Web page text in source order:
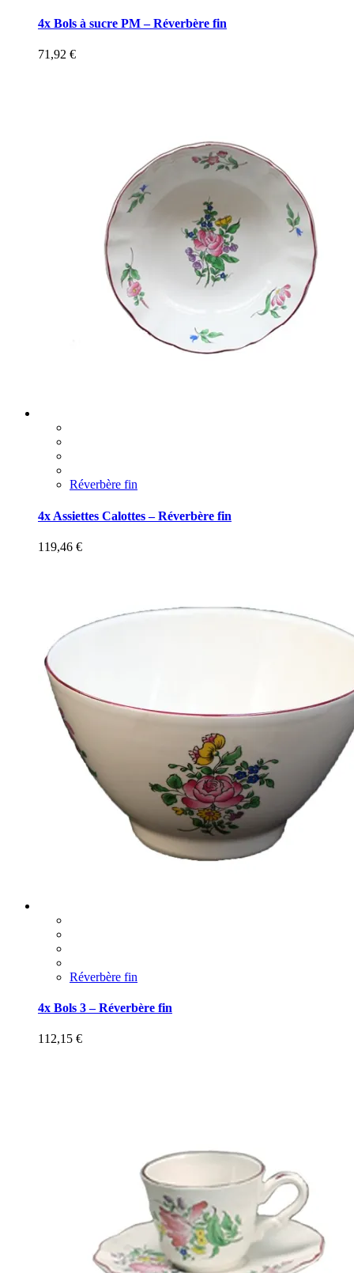
4x Bols à sucre PM – Réverbère fin
71,92 €
Réverbère fin
4x Assiettes Calottes – Réverbère fin
119,46 €
Réverbère fin
4x Bols 3 – Réverbère fin
112,15 €